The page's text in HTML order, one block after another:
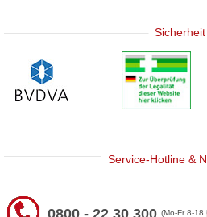
Sicherheit
Service-Hotline &
0800 - 22 30 300(Mo-Fr 8-18